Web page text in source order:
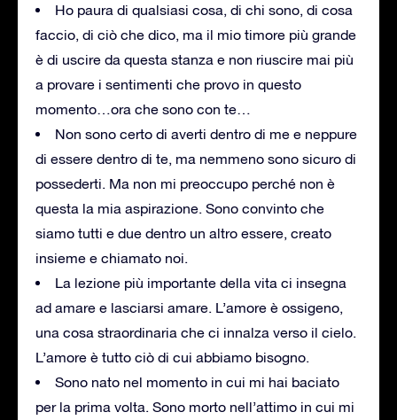
Ho paura di qualsiasi cosa, di chi sono, di cosa
faccio, di ciò che dico, ma il mio timore più grande
è di uscire da questa stanza e non riuscire mai più
a provare i sentimenti che provo in questo
momento…ora che sono con te…
Non sono certo di averti dentro di me e neppure
di essere dentro di te, ma nemmeno sono sicuro di
possederti. Ma non mi preoccupo perché non è
questa la mia aspirazione. Sono convinto che
siamo tutti e due dentro un altro essere, creato
insieme e chiamato noi.
La lezione più importante della vita ci insegna
ad amare e lasciarsi amare. L’amore è ossigeno,
una cosa straordinaria che ci innalza verso il cielo.
L’amore è tutto ciò di cui abbiamo bisogno.
Sono nato nel momento in cui mi hai baciato
per la prima volta. Sono morto nell’attimo in cui mi